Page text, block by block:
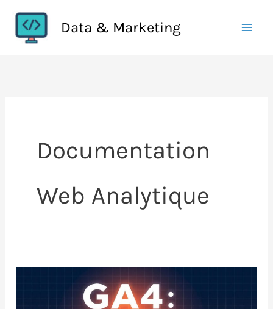
contenu
Data & Marketing
Documentation
Web Analytique